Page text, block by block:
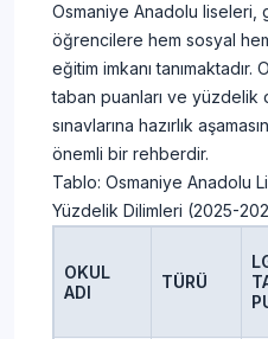
Osmaniye Anadolu liseleri,
öğrencilere hem sosyal
eğitim imkanı
taban puanları ve
sınavlarına hazırlık
önemli bir rehberdir.
Tablo: Osmaniye Anadolu
Yüzdelik Dilimleri (2025-
OKUL
ADI
TÜRÜ